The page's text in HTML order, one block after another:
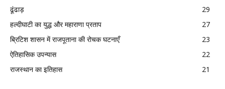
ढूंढाड़
29
हल्दीघाटी का युद्ध और महाराणा प्रताप
27
ब्रिटिश शासन में राजपूताना की रोचक घटनाएँ
23
ऐतिहासिक उपन्यास
22
राजस्थान का इतिहास
21